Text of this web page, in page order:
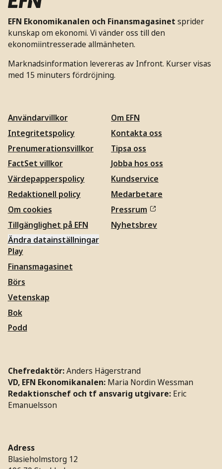
EFN Ekonomikanalen och Finansmagasinet sprider
kunskap om ekonomi. Vi vänder oss till den
ekonomiintresserade allmänheten.
Marknadsinformation levereras av Infront. Kurser visas
med 15 minuters fördröjning.
Användarvillkor
Integritetspolicy
Prenumerationsvillkor
FactSet villkor
Värdepapperspolicy
Redaktionell policy
Om cookies
Tillgänglighet på EFN
Ändra datainställningar
Om EFN
Kontakta oss
Tipsa oss
Jobba hos oss
Kundservice
Medarbetare
Pressrum
Nyhetsbrev
Play
Finansmagasinet
Börs
Vetenskap
Bok
Podd
Chefredaktör:Anders Hägerstrand
VD, EFN Ekonomikanalen: Maria Nordin Wessman
Redaktionschef och tf ansvarig utgivare: Eric
Emanuelsson
Adress
Blasieholmstorg 12